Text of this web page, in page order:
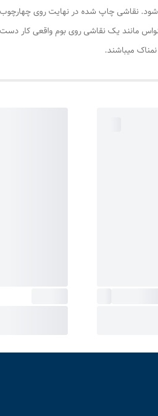
نقاشی چاپ شده در نهایت روی
مانند یک نقاشی روی بوم واقعی کار
میباشند.